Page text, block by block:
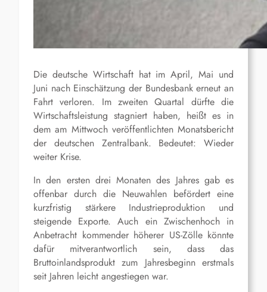
Die deutsche Wirtschaft hat im April, Mai und
Juni nach Einschätzung der Bundesbank erneut an
Fahrt verloren. Im zweiten Quartal dürfte die
Wirtschaftsleistung stagniert haben, heißt es in
dem am Mittwoch veröffentlichten Monatsbericht
der deutschen Zentralbank. Bedeutet: Wieder
weiter Krise.
In den ersten drei Monaten des Jahres gab es
offenbar durch die Neuwahlen befördert eine
kurzfristig stärkere Industrieproduktion und
steigende Exporte. Auch ein Zwischenhoch in
Anbetracht kommender höherer US-Zölle könnte
dafür mitverantwortlich sein, dass das
Bruttoinlandsprodukt zum Jahresbeginn erstmals
seit Jahren leicht angestiegen war.